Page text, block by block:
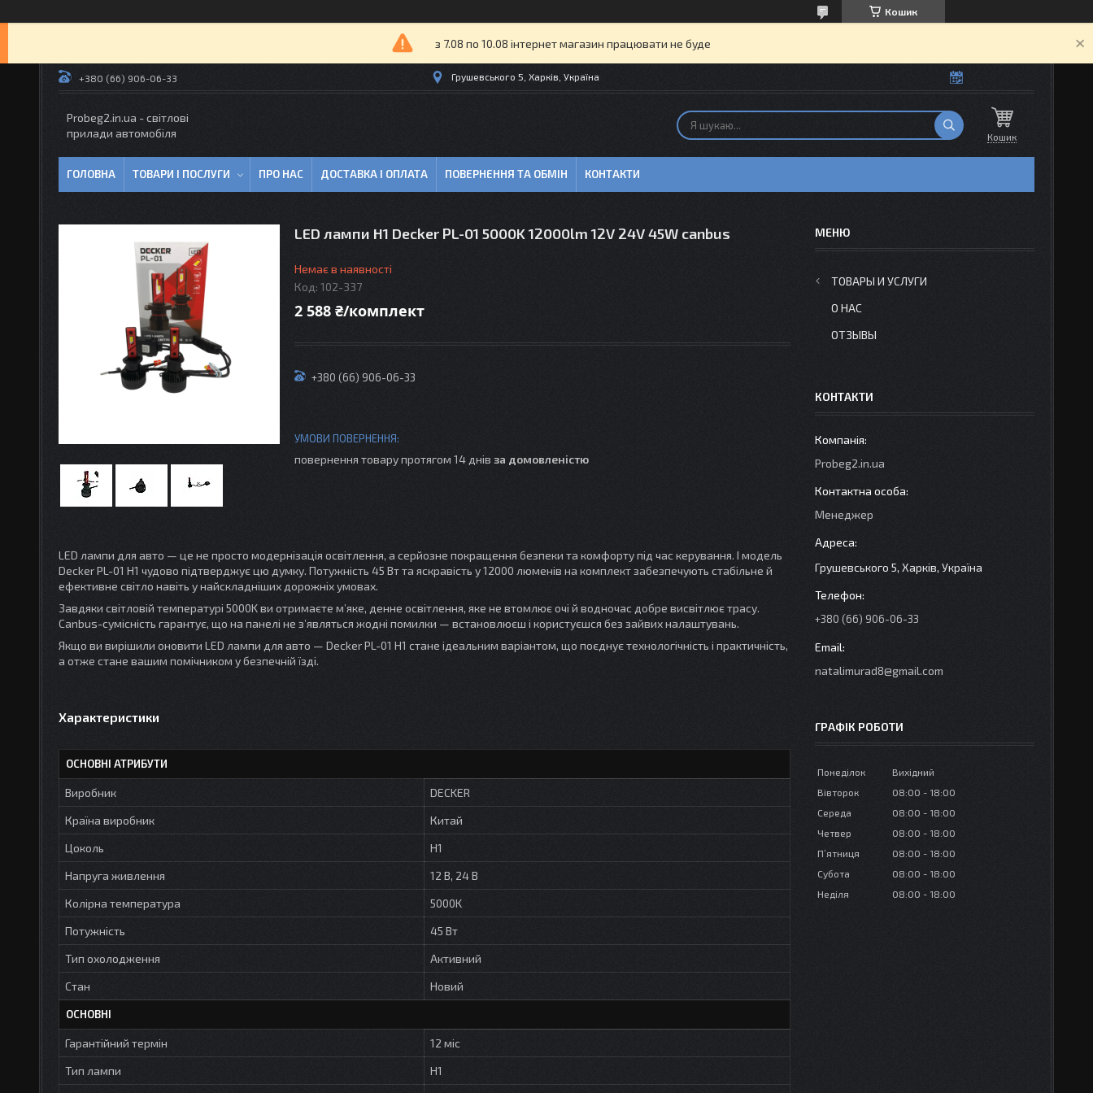
Кошик
з 7.08 по 10.08 інтернет магазин працювати не буде
+380 (66) 906-06-33 Грушевського 5, Харків, Україна
Probeg2.in.ua - світлові
прилади автомобіля
Кошик
ГОЛОВНА ТОВАРИ І ПОСЛУГИ ПРО НАС ДОСТАВКА І ОПЛАТА ПОВЕРНЕННЯ ТА ОБМІН КОНТАКТИ
LED лампи H1 Decker PL-01 5000K 12000lm 12V 24V 45W canbus
Немає в наявності
Код: 102-337
2 588 ₴/комплект
+380 (66) 906-06-33
повернення товару протягом 14 днів за домовленістю
LED лампи для авто — це не просто модернізація освітлення, а серйозне покращення безпеки та комфорту під час керування. І модель
Decker PL-01 H1 чудово підтверджує цю думку. Потужність 45 Вт та яскравість у 12000 люменів на комплект забезпечують стабільне й
ефективне світло навіть у найскладніших дорожніх умовах.
Завдяки світловій температурі 5000K ви отримаєте м’яке, денне освітлення, яке не втомлює очі й водночас добре висвітлює трасу.
Canbus-сумісність гарантує, що на панелі не з’являться жодні помилки — встановлюєш і користуєшся без зайвих налаштувань.
Якщо ви вирішили оновити LED лампи для авто — Decker PL-01 H1 стане ідеальним варіантом, що поєднує технологічність і практичність,
а отже стане вашим помічником у безпечній їзді.
Характеристики
ОСНОВНІ АТРИБУТИ
Виробник
DECKER
Країна виробник
Китай
Цоколь
H1
Напруга живлення
12 В, 24 В
Колірна температура
5000K
Потужність
45 Вт
Тип охолодження
Активний
Стан
Новий
ОСНОВНІ
Гарантійний термін
12 міс
Тип лампи
H1
ТОВАРЫ И УСЛУГИ
О НАС
ОТЗЫВЫ
КОНТАКТИ
Probeg2.in.ua
Менеджер
Грушевського 5, Харків, Україна
+380 (66) 906-06-33
natalimurad8@gmail.com
ГРАФІК РОБОТИ
Понеділок
Вихідний
Вівторок
08:00
18:00
Середа
08:00
18:00
Четвер
08:00
18:00
Пʼятниця
08:00
18:00
Субота
08:00
18:00
Неділя
08:00 18:00